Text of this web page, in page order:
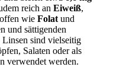
reich an Eiweiß,
wie Folat und
und sättigenden
sind vielseitig
Salaten oder als
verwendet werden.